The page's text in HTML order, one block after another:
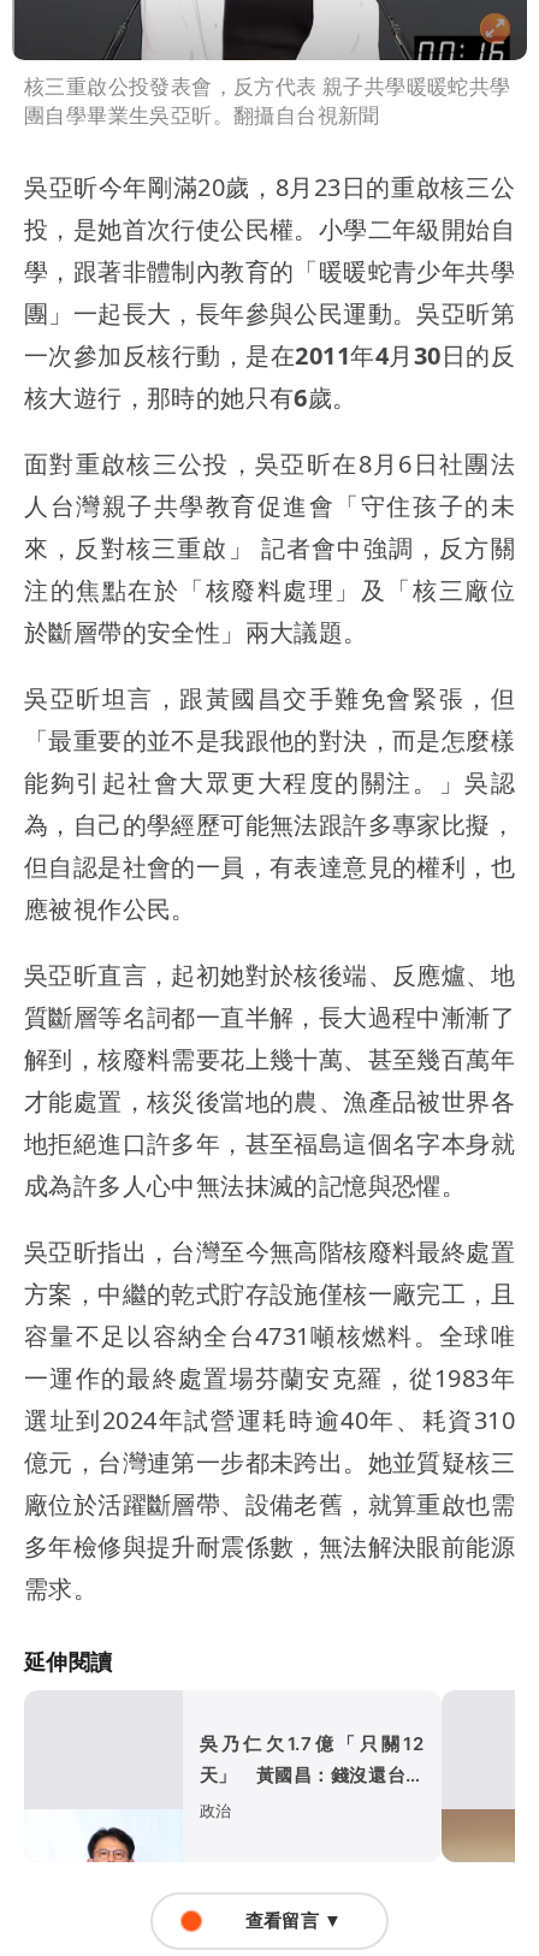
核三重啟公投發表會，反方代表 親子共學暖暖蛇共學
團自學畢業生吳亞昕。翻攝自台視新聞
吳亞昕今年剛滿20歲，8月23日的重啟核三公
投，是她首次行使公民權。 小學二年級開始自
學，跟著非體制內教育的「暖暖蛇青少年共學
團」一起長大，長年參與公民運動。吳亞昕第
一次參加反核行動，是在2011年4月30日的反
核大遊行，那時的她只有6歲。
面對重啟核三公投，吳亞昕在8月6日社團法
人台灣親子共學教育促進會「守住孩子的未
來，反對核三重啟」 記者會中強調，反方關
注的焦點在於 「核廢料處理」 及
「核三廠位
於斷層帶的安全性」 兩大議題。
吳亞昕坦言，跟黃國昌交手難免會緊張，但
「最重要的並不是我跟他的對決，而是怎麼樣
能夠引起社會大眾更大程度的關注。」吳認
為，自己的學經歷可能無法跟許多專家比擬，
但自認是社會的一員，有表達意見的權利，也
應被視作公民。
吳亞昕直言，起初她對於核後端、反應爐、地
質斷層等名詞都一直半解，長大過程中漸漸了
解到，核廢料需要花上幾十萬、甚至幾百萬年
才能處置，核災後當地的農、漁產品被世界各
地拒絕進口許多年，甚至福島這個名字本身就
成為許多人心中無法抹滅的記憶與恐懼。
吳亞昕指出，台灣至今無高階核廢料最終處置
方案，中繼的乾式貯存設施僅核一廠完工，且
容量不足以容納全台4731噸核燃料。全球唯
一運作的最終處置場芬蘭安克羅，從1983年
選址到2024年試營運耗時逾40年、耗資310
億元，台灣連第一步都未跨出。她並質疑核三
廠位於活躍斷層帶、設備老舊，就算重啟也需
多年檢修與提升耐震係數，無法解決眼前能源
需求。
延伸閱讀
吳乃仁欠1.7億「只關12
天」 黃國昌：錢沒還台糖
就跪下？
政治
查看留言 ▼